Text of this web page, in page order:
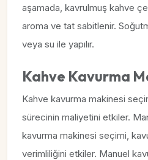
aşamada, kavrulmuş kahve
aroma ve tat sabitlenir.
veya su ile yapılır.
Kahve Kavurma
Kahve kavurma makinesi
sürecinin maliyetini etkiler.
kavurma makinesi seçimi,
verimliliğini etkiler. Manuel